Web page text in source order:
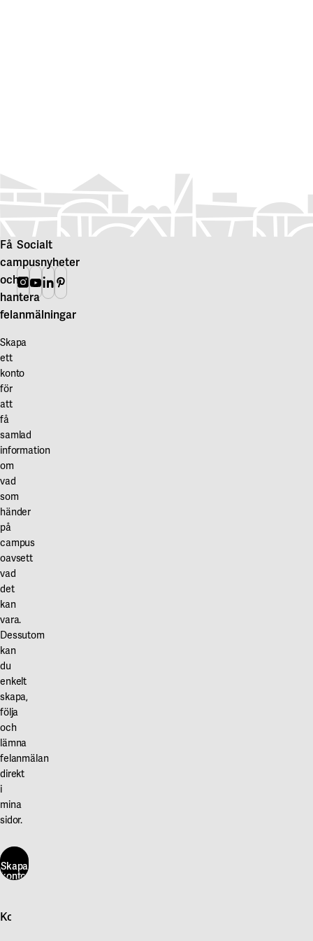
Få
campusnyheter
och
hantera
felanmälningar
Skapa
ett
konto
för
att
få
samlad
information
om
vad
som
händer
på
campus
oavsett
vad
det
kan
vara.
Dessutom
kan
du
enkelt
skapa,
följa
och
lämna
felanmälan
direkt
i
mina
sidor.
Skapa
konto
Kontakta oss
Socialt
Instagram
Youtube
Linkedin
Pinterest